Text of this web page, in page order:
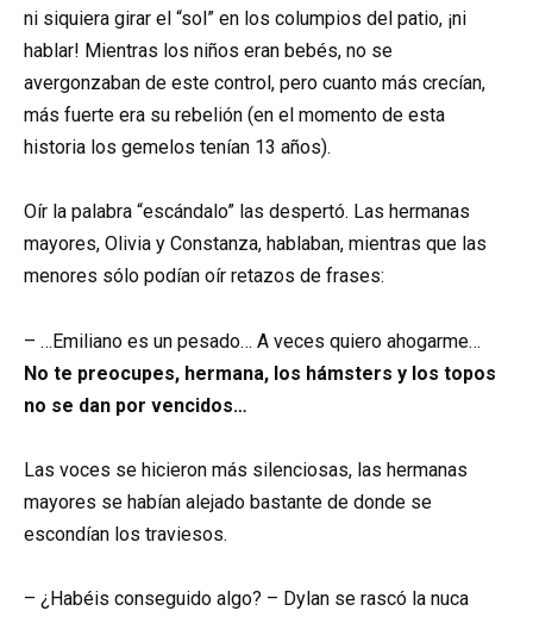
ni siquiera girar el “sol” en los columpios del patio, ¡ni
hablar! Mientras los niños eran bebés, no se
avergonzaban de este control, pero cuanto más crecían,
más fuerte era su rebelión (en el momento de esta
historia los gemelos tenían 13 años).
Oír la palabra “escándalo” las despertó. Las hermanas
mayores, Olivia y Constanza, hablaban, mientras que las
menores sólo podían oír retazos de frases:
– …Emiliano es un pesado… A veces quiero ahogarme…
No te preocupes, hermana, los hámsters y los topos
no se dan por vencidos…
Las voces se hicieron más silenciosas, las hermanas
mayores se habían alejado bastante de donde se
escondían los traviesos.
– ¿Habéis conseguido algo? – Dylan se rascó la nuca